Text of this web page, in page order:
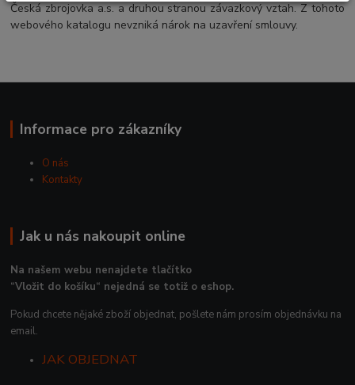
Česká zbrojovka a.s. a druhou stranou závazkový vztah. Z tohoto
webového katalogu nevzniká nárok na uzavření smlouvy.
Informace pro zákazníky
O nás
Kontakty
Jak u nás nakoupit online
Na našem webu nenajdete tlačítko
“Vložit do košíku“ nejedná se totiž o eshop.
Pokud chcete nějaké zboží objednat, pošlete nám prosím objednávku na
email.
JAK OBJEDNAT